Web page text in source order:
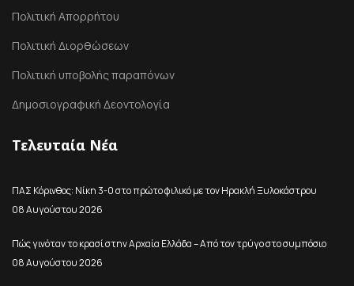
Πολιτική Απορρήτου
Πολιτική Διορθώσεων
Πολιτική υποβολής παραπόνων
Δημοσιογραφική Δεοντολογία
Τελευταία Νέα
ΠΑΣ Κόρινθος: Νίκη 3-0 στο πρώτο φιλικό με τον Ηρακλή Ξυλοκάστρου
08 Αυγούστου 2026
Πώς γινόταν το κρασί στην Αρχαία Ελλάδα – Από τον τρύγο στο συμπόσιο
08 Αυγούστου 2026